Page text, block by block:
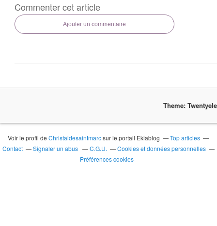
Commenter cet article
Ajouter un commentaire
Theme:
Voir le profil deChristaldesaintmarcsur le portail Eklablog
Top articles
Contact
Signaler un abus C.G.U.
Cookies et données personnelles
Préférences cookies